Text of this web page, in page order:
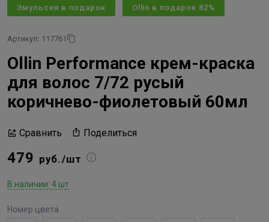
Эмульсия в подарок Ollin в подарок 82%
Артикул: 117761
Ollin Performance крем-краска
для волос 7/72 русый
коричнево-фиолетовый 60мл
Сравнить Поделиться
479 руб./шт
В наличии: 4 шт
Номер цвета